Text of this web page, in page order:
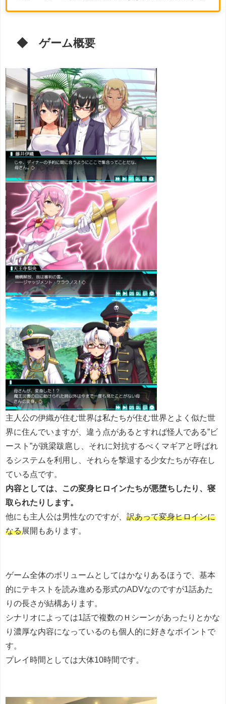
◆ ゲーム概要
主人公の伊織が住む世界は私たちが住む世界とよく似た世
界に住んでいますが、違う点があるとすれば怪人である”ビ
ースト”が跳梁跋扈し、それに対抗するべくマギアと呼ばれ
るシステムを利用し、それらを撃退する少女たちが存在し
ている点です。
内容としては、この変身ヒロインたちが悪堕ちしたり、寝
取られたりします。
他にも主人公は男性なのですが、 訳あって変身ヒロインに
なる展開もあります。
ゲーム全体のボリュームとしてはかなりあるほうで、基本
的にテキストを読み進める形式のADVなのですが1話あた
りの長さが結構あります。
シナリオによっては1話で複数のＨシーンがあったりとかな
り濃厚な内容になっているのも個人的に好きなポイントで
す。
プレイ時間としては大体10時間です。